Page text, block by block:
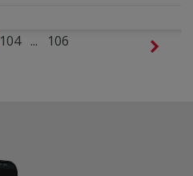
104 ... 106